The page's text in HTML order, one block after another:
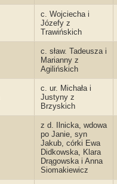
c. Wojciecha i
Józefy z
Trawińskich
c. sław. Tadeusza i
Marianny z
Agilińskich
c. ur. Michała i
Justyny z
Brzyskich
z d. Ilnicka, wdowa
po Janie, syn
Jakub, córki Ewa
Didkowska, Klara
Drągowska i Anna
Siomakiewicz